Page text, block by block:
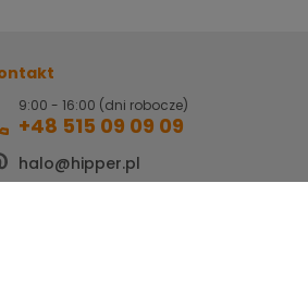
9:00 - 16:00 (dni robocze)
+48 515 09 09 09
halo@hipper.pl